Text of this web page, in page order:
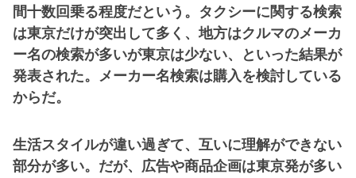
間十数回乗る程度だという。タクシーに関する検索
は東京だけが突出して多く、地方はクルマのメーカ
ー名の検索が多いが東京は少ない、といった結果が
発表された。メーカー名検索は購入を検討している
からだ。
生活スタイルが違い過ぎて、互いに理解ができない
部分が多い。だが、広告や商品企画は東京発が多い